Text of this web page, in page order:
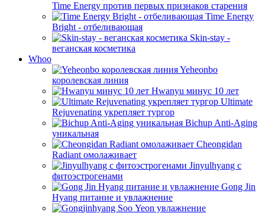
Time Energy против первых признаков старения
Time Energy
Bright - отбеливающая
Skin-stay -
веганская косметика
Whoo
Yeheonbo
королевская линия
Hwanyu минус 10 лет
Ultimate
Rejuvenating укрепляет тургор
Bichup Anti-Aging
уникальная
Cheongidan
Radiant омолаживает
Jinyulhyang с
фитоэстрогенами
Gong Jin
Hyang питание и увлажнение